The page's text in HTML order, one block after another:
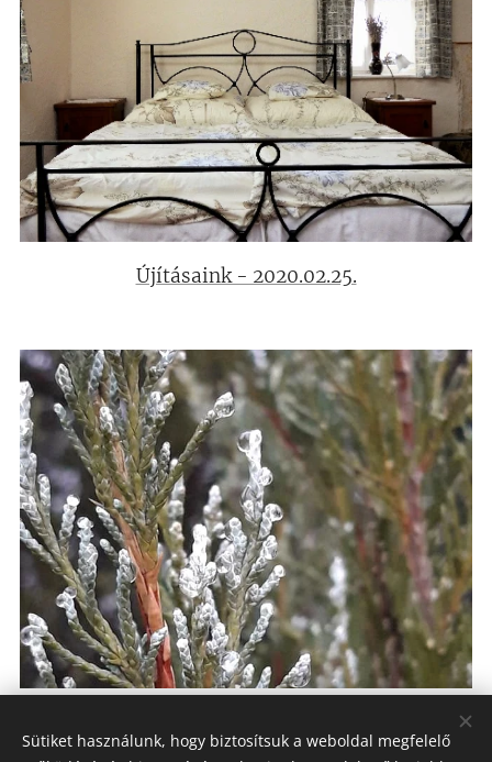
Újításaink - 2020.02.25.
Sütiket használunk, hogy biztosítsuk a weboldal megfelelő